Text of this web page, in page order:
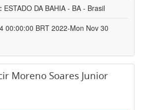
ESTADO DA BAHIA - BA - Brasil
00:00:00 BRT 2022-Mon Nov 30
Moreno Soares Junior